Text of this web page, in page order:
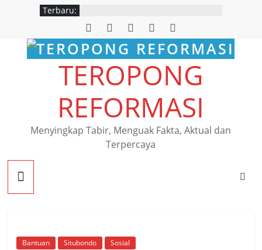
Terbaru:
TEROPONG
REFORMASI
Menyingkap Tabir, Menguak Fakta, Aktual dan
Terpercaya
Bantuan Situbondo Sosial